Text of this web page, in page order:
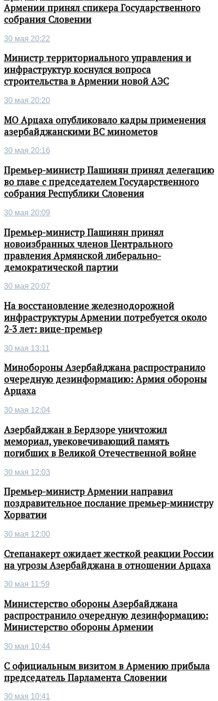
Армении принял спикера Государственного
собрания Словении
30 мая 20:22
Министр территориального управления и
инфраструктур коснулся вопроса
строительства в Армении новой АЭС
30 мая 20:20
МО Арцаха опубликовало кадры применения
азербайджанскими ВС минометов
30 мая 20:16
Премьер-министр Пашинян принял делегацию
во главе с председателем Государственного
собрания Республики Словения
30 мая 20:09
Премьер-министр Пашинян принял
новоизбранных членов Центрального
правления Армянской либерально-
демократической партии
30 мая 20:07
На восстановление железнодорожной
инфраструктуры Армении потребуется около
2-3 лет: вице-премьер
30 мая 13:11
Минобороны Азербайджана распространило
очередную дезинформацию: Армия обороны
Арцаха
30 мая 12:04
Азербайджан в Бердзоре уничтожил
мемориал, увековечивающий память
погибших в Великой Отечественной войне
30 мая 12:03
Премьер-министр Армении направил
поздравительное послание премьер-министру
Хорватии
30 мая 12:00
Степанакерт ожидает жесткой реакции России
на угрозы Азербайджана в отношении Арцаха
30 мая 11:59
Министерство обороны Азербайджана
распространило очередную дезинформацию:
Министерство обороны Армении
30 мая 10:44
С официальным визитом в Армению прибыла
председатель Парламента Словении
30 мая 10:41